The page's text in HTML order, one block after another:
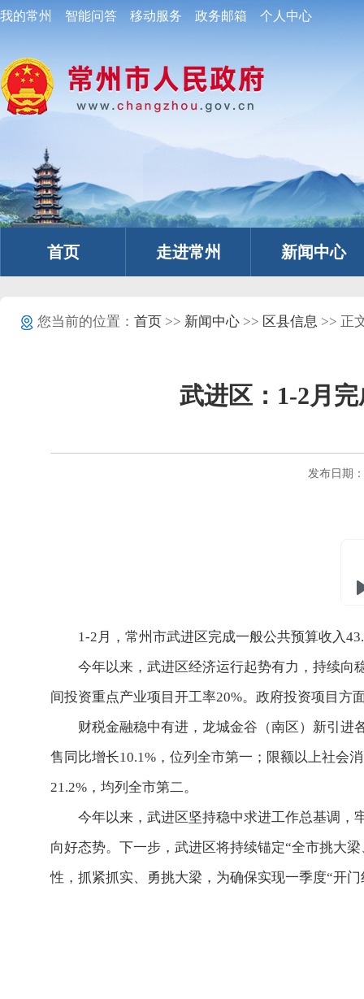
我的常州 智能问答 移动服务 政务邮箱 个人中心
首页 走进常州 新闻中心
您当前的位置： 首页>> 新闻中心>> 区县信息 >> 正
武进区：1-2月
发布日期
1-2月，常州市武进区完成一般公共预算收入
今年以来， 武进区经济运行起势有力，持续向
间投资重点产业项目开工率20%。政府投资项目方
财税金融稳中有进，龙城金谷（南区）新引进
售同比增长10.1%，位列全市第一；限额以上社会
21.2%，均列全市第二。
今年以来， 武进区坚持稳中求进工作总基调，
向好态势。下一步， 武进区将持续锚定“全市挑大
性，抓紧抓实、勇挑大梁，为确保实现一季度“开